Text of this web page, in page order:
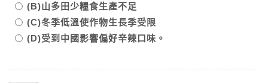
(B)山多田少糧食生產不足
(C)冬季低溫使作物生長季受限
(D)受到中國影響偏好辛辣口味。